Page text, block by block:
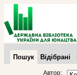
Пошук Відібрані
Автор: